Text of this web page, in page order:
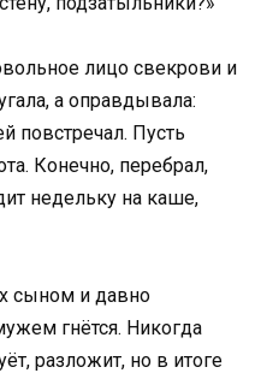
лицо свекрови и
а оправдывала:
повстречал. Пусть
Конечно, перебрал,
недельку на каше,
сыном и давно
гнётся. Никогда
разложит, но в итоге